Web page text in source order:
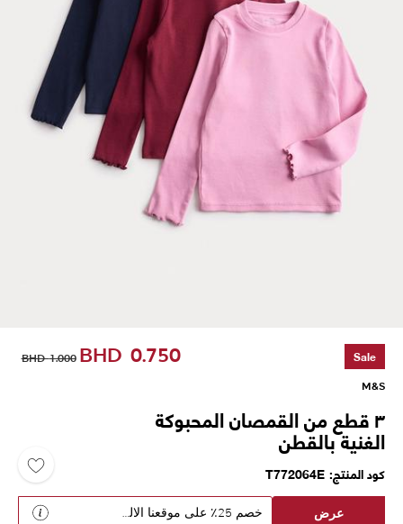
Sale
BHD 0.750
BHD1.000
M&S
٣ قطع من القمصان المحبوكة
الغنية بالقطن
كود المنتج T772064E
عرض خصم 25٪ على موقعنا الالكتروني